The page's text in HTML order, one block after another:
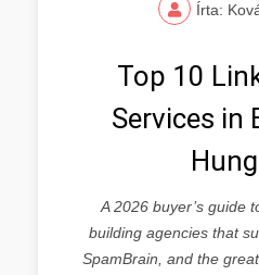
Írta:
Top 10
Services in
A 2026 buyer’s guide
building agencies that
SpamBrain, and the